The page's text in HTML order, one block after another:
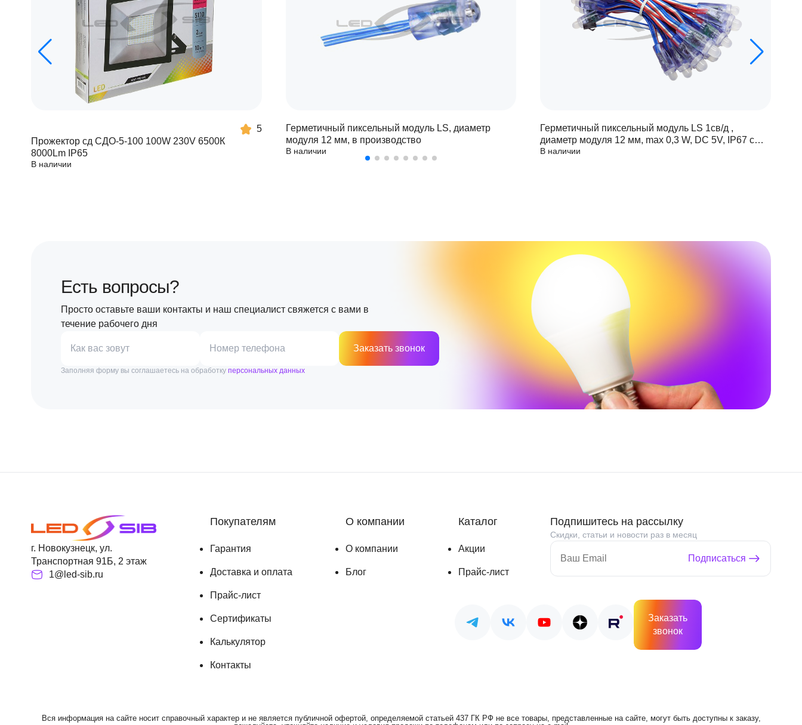
5
Прожектор сд СДО-5-100 100W 230V 6500К
8000Lm IP65
В наличии
Герметичный пиксельный модуль LS, диаметр
модуля 12 мм, в производство
В наличии
Герметичный пиксельный модуль LS 1св/д ,
диаметр модуля 12 мм, max 0,3 W, DC 5V, IP67 с
чипом 6803
В наличии
Есть вопросы?
Просто оставьте ваши контакты и наш специалист свяжется с вами в
течение рабочего дня
Как вас зовут Номер телефона Заказать звонок
Заполняя форму вы соглашаетесь на обработку персональных данных
г. Новокузнецк, ул.
Транспортная 91Б, 2 этаж
1@led-sib.ru
Покупателям
Гарантия
Доставка и оплата
Прайс-лист
Сертификаты
Калькулятор
Контакты
О компании
О компании
Блог
Каталог
Акции
Прайс-лист
Подпишитесь на рассылку
Скидки, статьи и новости раз в месяц
Подписаться
Заказать
звонок
Вся информация на сайте носит справочный характер и не является публичной офертой, определяемой статьей 437 ГК РФ не все товары, представленные на сайте, могут быть доступны к заказу,